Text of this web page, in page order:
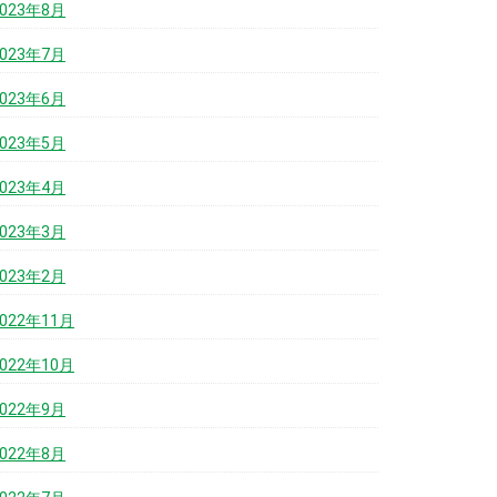
年8月
年7月
年6月
年5月
年4月
年3月
年2月
年11月
年10月
年9月
年8月